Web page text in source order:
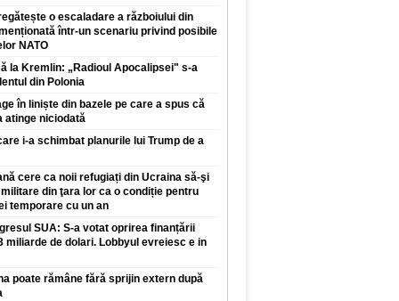
o escaladare a războiului din
într-un scenariu privind posibile
NATO
la Kremlin: „Radioul Apocalipsei" s-a
din Polonia
în liniște din bazele pe care a spus că
atinge niciodată
i-a schimbat planurile lui Trump de a
cere ca noii refugiați din Ucraina să-şi
din ţara lor ca o condiție pentru
temporare cu un an
SUA: S-a votat oprirea finanțării
miliarde de dolari. Lobbyul evreiesc e in
poate rămâne fără sprijin extern după